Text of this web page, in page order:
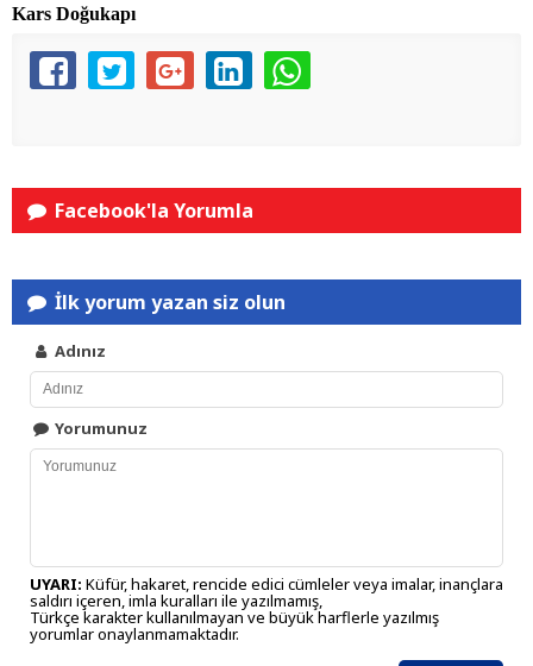
Kars Doğukapı
Facebook'la Yorumla
İlk yorum yazan siz olun
Adınız
Yorumunuz
UYARI: Küfür, hakaret, rencide edici cümleler veya imalar, inançlara
saldırı içeren, imla kuralları ile yazılmamış,
Türkçe karakter kullanılmayan ve büyük harflerle yazılmış
yorumlar onaylanmamaktadır.